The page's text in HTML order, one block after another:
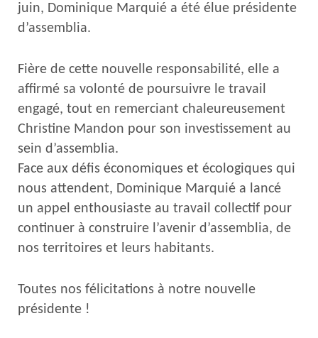
juin, Dominique Marquié a été élue présidente
d’assemblia.
Fière de cette nouvelle responsabilité, elle a
affirmé sa volonté de poursuivre le travail
engagé, tout en remerciant chaleureusement
Christine Mandon pour son investissement au
sein d’assemblia.
Face aux défis économiques et écologiques qui
nous attendent, Dominique Marquié a lancé
un appel enthousiaste au travail collectif pour
continuer à construire l’avenir d’assemblia, de
nos territoires et leurs habitants.
Toutes nos félicitations à notre nouvelle
présidente !